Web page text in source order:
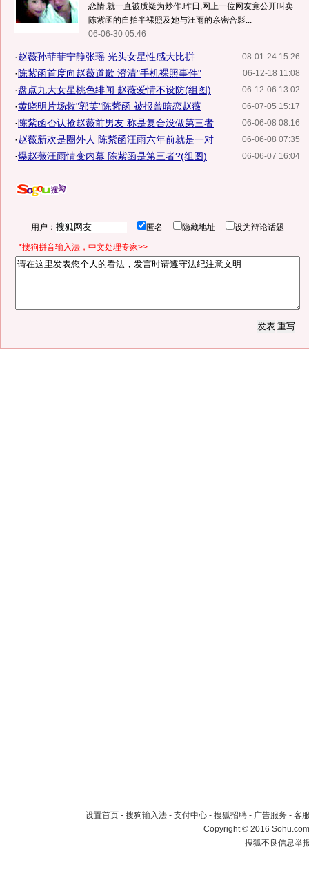
恋情,就一直被质疑为炒作.昨日,网上一位网友竟公开叫卖
陈紫函的自拍半裸照及她与汪雨的亲密合影...
06-06-30 05:46
08-01-24 15:26
·赵薇孙菲菲宁静张瑶 光头女星性感大比拼
06-12-18 11:08
· 陈紫函首度向赵薇道歉 澄清"手机裸照事件"
06-12-06 13:02
·盘点九大女星桃色绯闻 赵薇爱情不设防(组图)
06-07-05 15:17
·黄晓明片场救"郭芙"陈紫函 被报曾暗恋赵薇
06-06-08 08:16
· 陈紫函否认抢赵薇前男友 称是复合没做第三者
06-06-08 07:35
·赵薇新欢是圈外人 陈紫函汪雨六年前就是一对
06-06-07 16:04
·爆赵薇汪雨情变内幕 陈紫函是第三者?(组图)
用户： 匿名 隐藏地址 设为辩论话题
*搜狗拼音输入法，中文处理专家>>
设置首页 - 搜狗输入法 - 支付中心 - 搜狐招聘 - 广告服务 - 客
Copyright©2016
搜狐不良信息举